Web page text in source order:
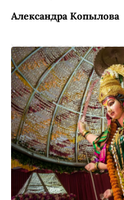
Александра Копылова